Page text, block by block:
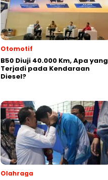
Otomotif
B50 Diuji 40.000 Km, Apa yang
Terjadi pada Kendaraan
Diesel?
Olahraga